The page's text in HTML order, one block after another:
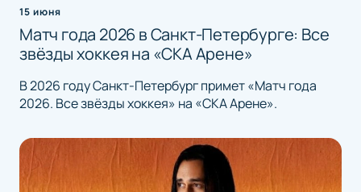
15 июня
Матч года 2026 в Санкт-Петербурге: Все
звёзды хоккея на «СКА Арене»
В 2026 году Санкт-Петербург примет «Матч года
2026. Все звёзды хоккея» на «СКА Арене».